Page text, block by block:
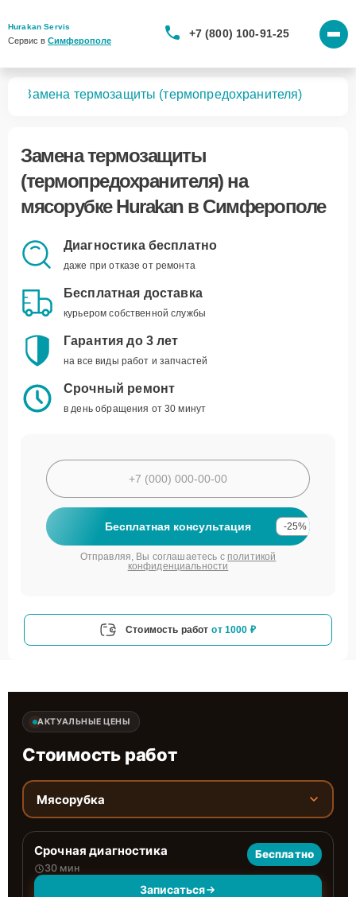
Hurakan Servis
Сервис в Симферополе
+7 (800) 100-91-25
Замена термозащиты (термопредохранителя)
Замена термозащиты
(термопредохранителя)на
мясорубке Hurakan в Симферополе
Диагностика бесплатно
даже при отказе от ремонта
Бесплатная доставка
курьером собственной службы
Гарантия до 3 лет
на все виды работ и запчастей
Срочный ремонт
в день обращения от 30 минут
Бесплатная консультация -25%
Отправляя, Вы соглашаетесь с политикой
конфиденциальности
Стоимость работ от 1000 ₽
АКТУАЛЬНЫЕ ЦЕНЫ
Стоимость работ
Мясорубка
Срочная диагностика
30 мин
Бесплатно
Записаться